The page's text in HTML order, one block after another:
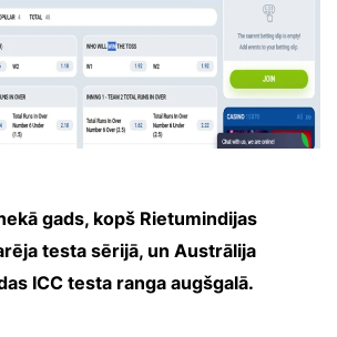
gads, kopš Rietumindijas
testa sērijā, un Austrālija
ICC testa ranga augšgalā.